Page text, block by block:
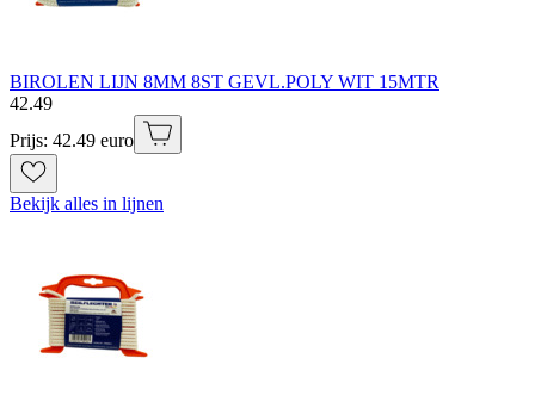
BIROLEN LIJN 8MM 8ST GEVL.POLY WIT 15MTR
42.49
Prijs: 42.49 euro
Bekijk alles in lijnen